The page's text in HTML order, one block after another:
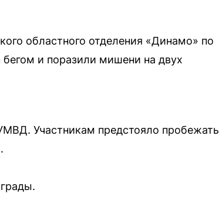
областного отделения «Динамо» по
и поразили мишени на двух
Участникам предстояло пробежать